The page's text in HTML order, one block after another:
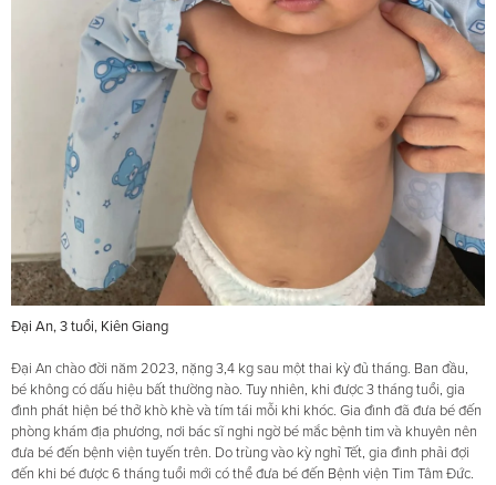
Đại An, 3 tuổi, Kiên Giang
Đại An chào đời năm 2023, nặng 3,4 kg sau một thai kỳ đủ tháng. Ban đầu,
bé không có dấu hiệu bất thường nào. Tuy nhiên, khi được 3 tháng tuổi, gia
đình phát hiện bé thở khò khè và tím tái mỗi khi khóc. Gia đình đã đưa bé đến
phòng khám địa phương, nơi bác sĩ nghi ngờ bé mắc bệnh tim và khuyên nên
đưa bé đến bệnh viện tuyến trên. Do trùng vào kỳ nghỉ Tết, gia đình phải đợi
đến khi bé được 6 tháng tuổi mới có thể đưa bé đến Bệnh viện Tim Tâm Đức.